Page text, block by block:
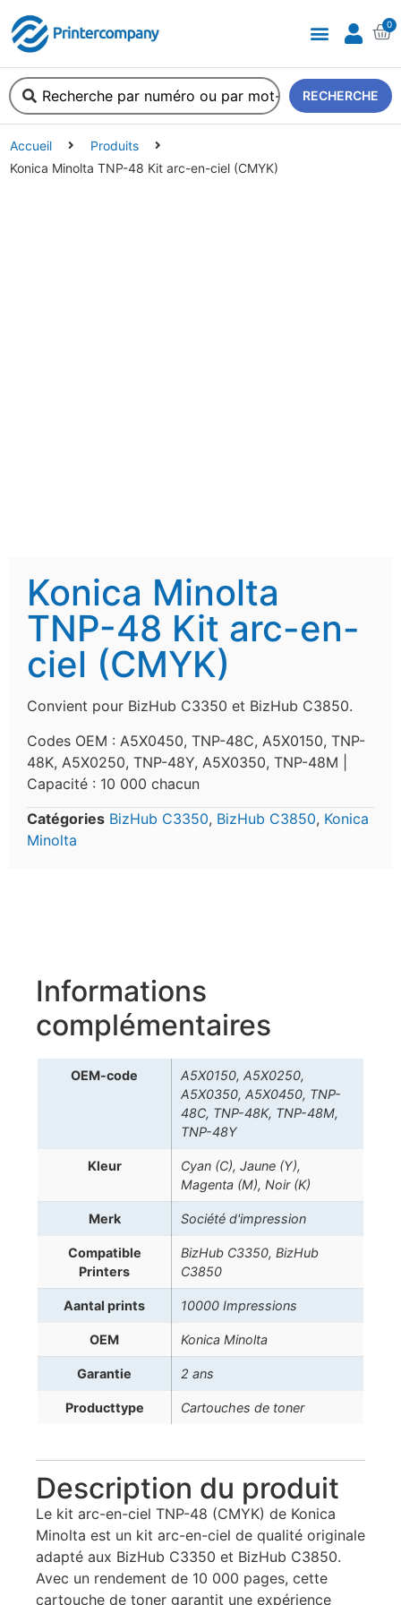
0
RECHERCHE
Accueil
Produits
Konica Minolta TNP-48 Kit arc-en-ciel (CMYK)
Konica Minolta
TNP-48 Kit arc-en-
ciel (CMYK)
Convient pour BizHub C3350 et BizHub C3850.
Codes OEM : A5X0450, TNP-48C, A5X0150, TNP-
48K, A5X0250, TNP-48Y, A5X0350, TNP-48M |
Capacité : 10 000 chacun
Catégories BizHub C3350, BizHub C3850, Konica
Minolta
Informations
complémentaires
OEM-code
A5X0150, A5X0250,
A5X0350, A5X0450, TNP-
48C, TNP-48K, TNP-48M,
TNP-48Y
Kleur
Cyan (C), Jaune (Y),
Magenta (M), Noir (K)
Merk Société d'impression
Compatible
Printers
BizHub C3350, BizHub
C3850
Aantal prints 10000 Impressions
OEM Konica Minolta
Garantie 2 ans
Producttype Cartouches de toner
Description du produit
Le kit arc-en-ciel TNP-48 (CMYK) de Konica
Minolta est un kit arc-en-ciel de qualité originale
adapté aux BizHub C3350 et BizHub C3850.
Avec un rendement de 10 000 pages, cette
cartouche de toner garantit une expérience